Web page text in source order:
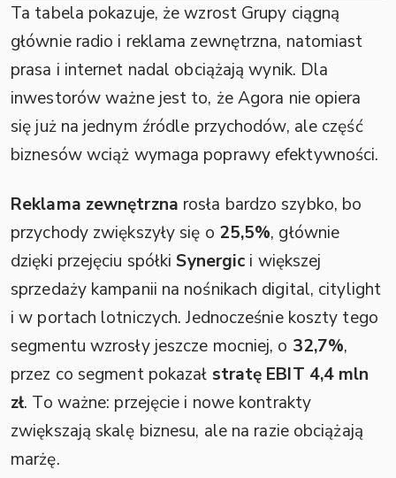
Ta tabela pokazuje, że wzrost Grupy ciągną
głównie radio i reklama zewnętrzna, natomiast
prasa i internet nadal obciążają wynik. Dla
inwestorów ważne jest to, że Agora nie opiera
się już na jednym źródle przychodów, ale część
biznesów wciąż wymaga poprawy efektywności.
Reklama zewnętrzna rosła bardzo szybko, bo
przychody zwiększyły się o 25,5%, głównie
dzięki przejęciu spółkiSynergic i większej
sprzedaży kampanii na nośnikach digital, citylight
i w portach lotniczych. Jednocześnie koszty tego
segmentu wzrosły jeszcze mocniej, o 32,7%,
przez co segment pokazał stratę EBIT 4,4 mln
zł. To ważne: przejęcie i nowe kontrakty
zwiększają skalę biznesu, ale na razie obciążają
marżę.